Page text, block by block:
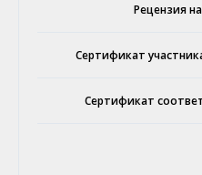
Рецензия
Сертификат
Сертификат